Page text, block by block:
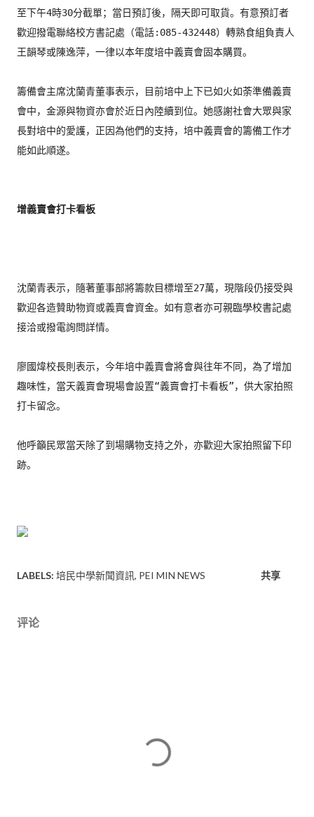
至下午4時30分截單；當日預訂後，
隔天即可取貨。有意預訂者
歡迎撥電聯絡校方書記處（電話: 085-432448）轉熟食組負責人
王韻琴或陳逸萍， 一律以本年度培中義賣會固本購買。
籌備會主席沈蘭青董事表示，
目前培中上下已如火如荼準備義賣
會中， 金源與物資亦會於近日內陸續到位。 她感謝社會大眾與家
長對培中的愛護，正因為他們的支持， 培中義賣會的籌備工作才
能如此順遂。
增義賣會打卡看板
沈蘭青表示，隨著董事部將籌款目標增至27萬， 現階段仍接受與
歡迎各造贊助物資或義賣會資金。 如有意者亦可親臨學校書記處
接洽或撥電詢問詳情。
廖國煒校長則表示，今年培中義賣會將會與往年不同， 為了增加
趣味性，當天義賣會現場會設置“義賣會打卡看板”， 供大家拍照
打卡留念。
他呼籲民眾當天除了到場購物支持之外，亦歡迎大家拍照留下印
跡。
LABELS: 培民中學新聞資訊 PEI MIN NEWS 共享
评论